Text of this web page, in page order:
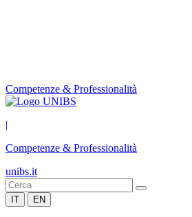
Competenze & Professionalità
|
Competenze & Professionalità
unibs.it
IT EN